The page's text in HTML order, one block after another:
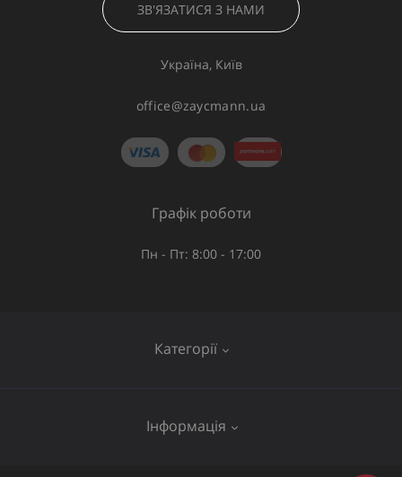
ЗВ'ЯЗАТИСЯ З НАМИ
Україна, Київ
office@zaycmann.ua
Категорії
Інформація
Графік роботи
Пн - Пт: 8:00 - 17:00